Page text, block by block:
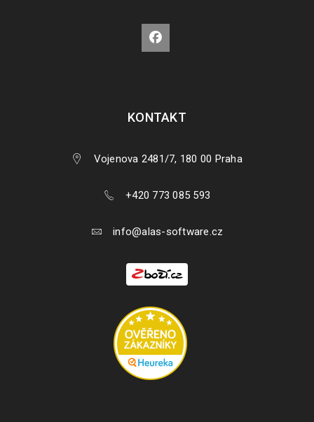
KONTAKT
Vojenova 2481/7, 180 00 Praha
+420 773 085 593
info@alas-software.cz